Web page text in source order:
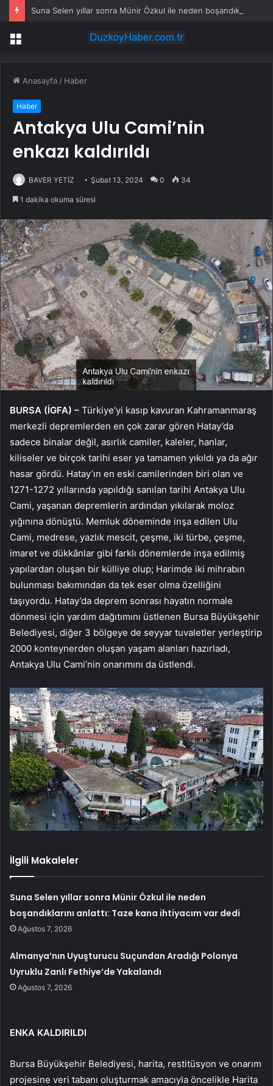
Menü
Anasayfa / Haber
Haber
Antakya Ulu Cami’nin
enkazı kaldırıldı
BAVER YETİZ Şubat 13, 2024 0 34
1 dakika okuma süresi
BURSA (İGFA) – Türkiye’yi kasıp kavuran Kahramanmaraş
merkezli depremlerden en çok zarar gören Hatay’da
sadece binalar değil, asırlık camiler, kaleler, hanlar,
kiliseler ve birçok tarihi eser ya tamamen yıkıldı ya da ağır
hasar gördü. Hatay’ın en eski camilerinden biri olan ve
1271-1272 yıllarında yapıldığı sanılan tarihi Antakya Ulu
Cami, yaşanan depremlerin ardından yıkılarak moloz
yığınına dönüştü. Memluk döneminde inşa edilen Ulu
Cami, medrese, yazlık mescit, çeşme, iki türbe, çeşme,
imaret ve dükkânlar gibi farklı dönemlerde inşa edilmiş
yapılardan oluşan bir külliye olup; Harimde iki mihrabın
bulunması bakımından da tek eser olma özelliğini
taşıyordu. Hatay’da deprem sonrası hayatın normale
dönmesi için yardım dağıtımını üstlenen Bursa Büyükşehir
Belediyesi, diğer 3 bölgeye de seyyar tuvaletler yerleştirip
2000 konteynerden oluşan yaşam alanları hazırladı,
Antakya Ulu Cami’nin onarımını da üstlendi.
İlgili Makaleler
Suna Selen yıllar sonra Münir Özkul ile neden
boşandıklarını anlattı: Taze kana ihtiyacım var dedi
Ağustos 7, 2026
Almanya’nın Uyuşturucu Suçundan Aradığı Polonya
Uyruklu Zanlı Fethiye’de Yakalandı
Ağustos 7, 2026
ENKA KALDIRILDI
Bursa Büyükşehir Belediyesi, harita, restitüsyon ve onarım
projesine veri tabanı oluşturmak amacıyla öncelikle Harita